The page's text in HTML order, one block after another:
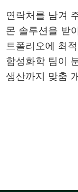
연락처를 남겨
몬 솔루션을 받
트폴리오에 최
합성화학 팀이
생산까지 맞춤